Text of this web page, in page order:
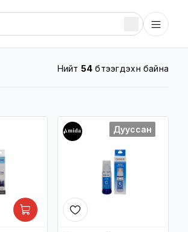
Нийт 54 бүтээгдэхүүн байна
Дууссан